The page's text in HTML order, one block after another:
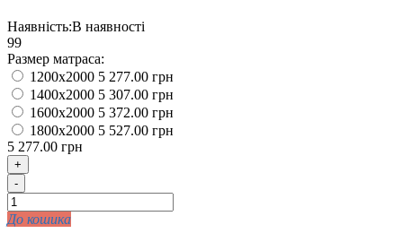
Наявність:В наявності
99
Размер матраса:
1200x2000 5 277.00 грн
1400x2000 5 307.00 грн
1600x2000 5 372.00 грн
1800x2000 5 527.00 грн
5 277.00 грн
+
-
До кошика